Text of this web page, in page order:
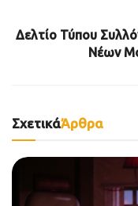
Δελτίο Τύπου
Νέων
ΣχετικάΆρθρα